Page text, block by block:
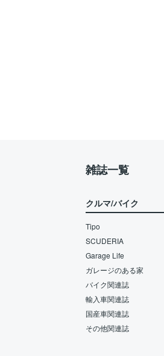
雑誌一覧
クルマ/バイク
Tipo
SCUDERIA
Garage Life
ガレージのある家
バイク関連誌
輸入車関連誌
国産車関連誌
その他関連誌